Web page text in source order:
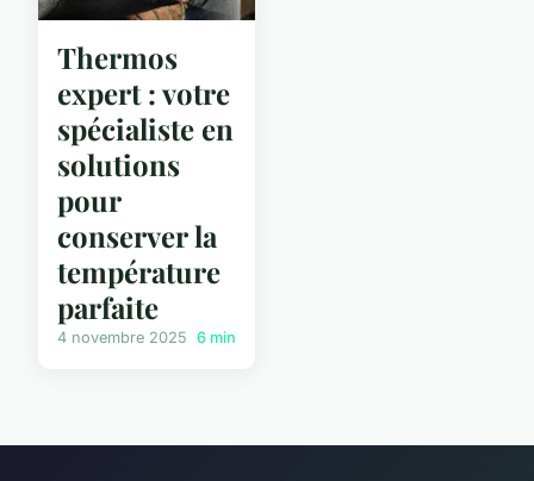
Thermos
expert : votre
spécialiste en
solutions
pour
conserver la
température
parfaite
4 novembre 2025 6 min